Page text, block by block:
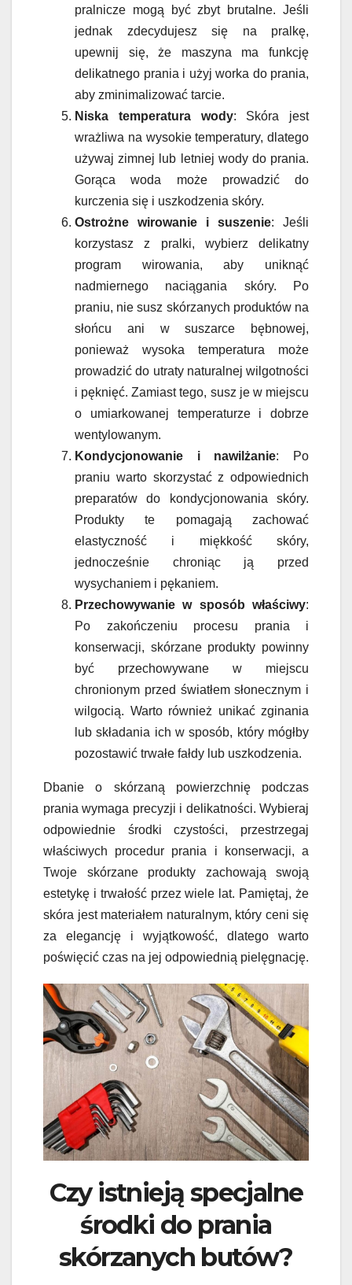
pralnicze mogą być zbyt brutalne. Jeśli
jednak zdecydujesz się na pralkę,
upewnij się, że maszyna ma funkcję
delikatnego prania i użyj worka do prania,
aby zminimalizować tarcie.
Niska temperatura wody: Skóra jest
wrażliwa na wysokie temperatury, dlatego
używaj zimnej lub letniej wody do prania.
Gorąca woda może prowadzić do
kurczenia się i uszkodzenia skóry.
Ostrożne wirowanie i suszenie: Jeśli
korzystasz z pralki, wybierz delikatny
program wirowania, aby uniknąć
nadmiernego naciągania skóry. Po
praniu, nie susz skórzanych produktów na
słońcu ani w suszarce bębnowej,
ponieważ wysoka temperatura może
prowadzić do utraty naturalnej wilgotności
i pęknięć. Zamiast tego, susz je w miejscu
o umiarkowanej temperaturze i dobrze
wentylowanym.
Kondycjonowanie i nawilżanie: Po
praniu warto skorzystać z odpowiednich
preparatów do kondycjonowania skóry.
Produkty te pomagają zachować
elastyczność i miękkość skóry,
jednocześnie chroniąc ją przed
wysychaniem i pękaniem.
Przechowywanie w sposób właściwy:
Po zakończeniu procesu prania i
konserwacji, skórzane produkty powinny
być przechowywane w miejscu
chronionym przed światłem słonecznym i
wilgocią. Warto również unikać zginania
lub składania ich w sposób, który mógłby
pozostawić trwałe fałdy lub uszkodzenia.
Dbanie o skórzaną powierzchnię podczas
prania wymaga precyzji i delikatności. Wybieraj
odpowiednie środki czystości, przestrzegaj
właściwych procedur prania i konserwacji, a
Twoje skórzane produkty zachowają swoją
estetykę i trwałość przez wiele lat. Pamiętaj, że
skóra jest materiałem naturalnym, który ceni się
za elegancję i wyjątkowość, dlatego warto
poświęcić czas na jej odpowiednią pielęgnację.
Czy istnieją specjalne
środki do prania
skórzanych butów?